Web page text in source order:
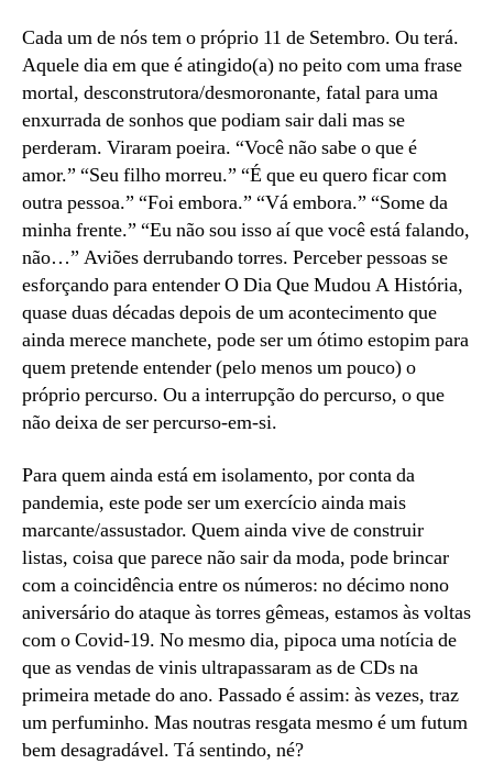
Cada um de nós tem o próprio 11 de Setembro. Ou terá.
Aquele dia em que é atingido(a) no peito com uma frase
mortal, desconstrutora/desmoronante, fatal para uma
enxurrada de sonhos que podiam sair dali mas se
perderam. Viraram poeira. “Você não sabe o que é
amor.” “Seu filho morreu.” “É que eu quero ficar com
outra pessoa.” “Foi embora.” “Vá embora.” “Some da
minha frente.” “Eu não sou isso aí que você está falando,
não…” Aviões derrubando torres. Perceber pessoas se
esforçando para entender O Dia Que Mudou A História,
quase duas décadas depois de um acontecimento que
ainda merece manchete, pode ser um ótimo estopim para
quem pretende entender (pelo menos um pouco) o
próprio percurso. Ou a interrupção do percurso, o que
não deixa de ser percurso-em-si.
Para quem ainda está em isolamento, por conta da
pandemia, este pode ser um exercício ainda mais
marcante/assustador. Quem ainda vive de construir
listas, coisa que parece não sair da moda, pode brincar
com a coincidência entre os números: no décimo nono
aniversário do ataque às torres gêmeas, estamos às voltas
com o Covid-19. No mesmo dia, pipoca uma notícia de
que as vendas de vinis ultrapassaram as de CDs na
primeira metade do ano. Passado é assim: às vezes, traz
um perfuminho. Mas noutras resgata mesmo é um futum
bem desagradável. Tá sentindo, né?